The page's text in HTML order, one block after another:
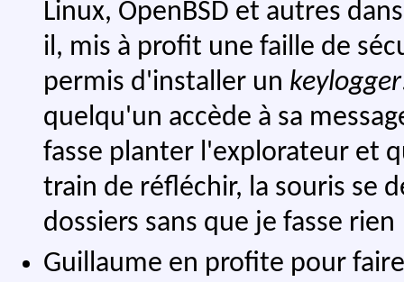
Linux, OpenBSD et autres
il, mis à profit une faille de
permis d'installer un keylogger
quelqu'un accède à sa
fasse planter l'explorateur et
train de réfléchir, la souris se
dossiers sans que je fasse rien
Guillaume en profite pour